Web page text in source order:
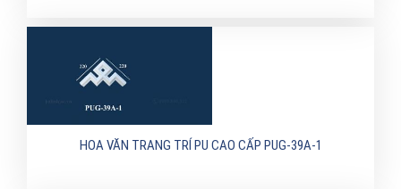
HOA VĂN TRANG TRÍ PU CAO CẤP PUG-39A-1